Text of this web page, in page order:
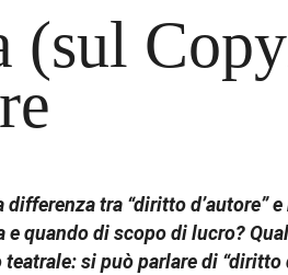
(sul
tra “diritto
quando di scopo di lucro?
si può parlare di